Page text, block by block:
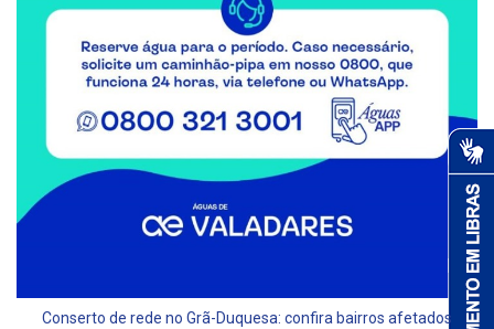
Conserto de rede no Grã-Duquesa: confira bairros afetados